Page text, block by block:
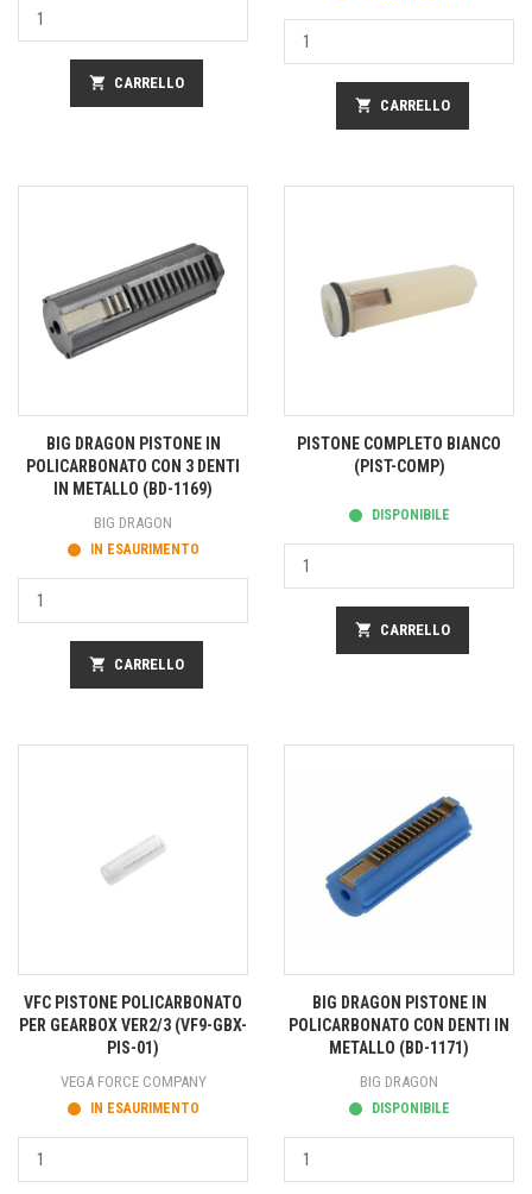
shopping_cart CARRELLO
shopping_cart CARRELLO
BIG DRAGON PISTONE IN
POLICARBONATO CON 3 DENTI
IN METALLO (BD-1169)
BIG DRAGON
IN ESAURIMENTO
shopping_cart CARRELLO
PISTONE COMPLETO BIANCO
(PIST-COMP)
DISPONIBILE
shopping_cart CARRELLO
VFC PISTONE POLICARBONATO
PER GEARBOX VER2/3 (VF9-GBX-
PIS-01)
VEGA FORCE COMPANY
IN ESAURIMENTO
BIG DRAGON PISTONE IN
POLICARBONATO CON DENTI IN
METALLO (BD-1171)
BIG DRAGON
DISPONIBILE